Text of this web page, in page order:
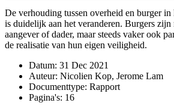
De verhouding tussen overheid en burger
is duidelijk aan het veranderen. Burgers zijn
aangever of dader, maar steeds vaker ook
de realisatie van hun eigen veiligheid.
Datum: 31 Dec 2021
Auteur: Nicolien Kop, Jerome Lam
Documenttype: Rapport
Pagina's: 16